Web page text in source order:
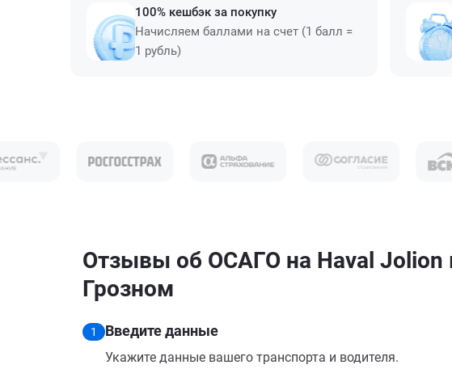
100% кешбэк за покупку
Начисляем баллами на счет (1 балл =
1 рубль)
Отзывы об ОСАГО на Haval Jolion
Грозном
1 Введите данные
Укажите данные вашего транспорта и водителя.